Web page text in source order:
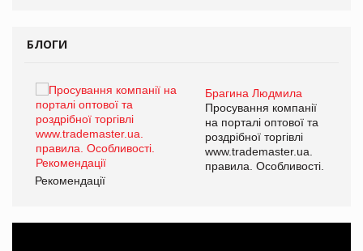
БЛОГИ
Брагина Людмила
Просування компанії
на порталі оптової та
роздрібної торгівлі
www.trademaster.ua.
правила. Особливості.
Рекомендації